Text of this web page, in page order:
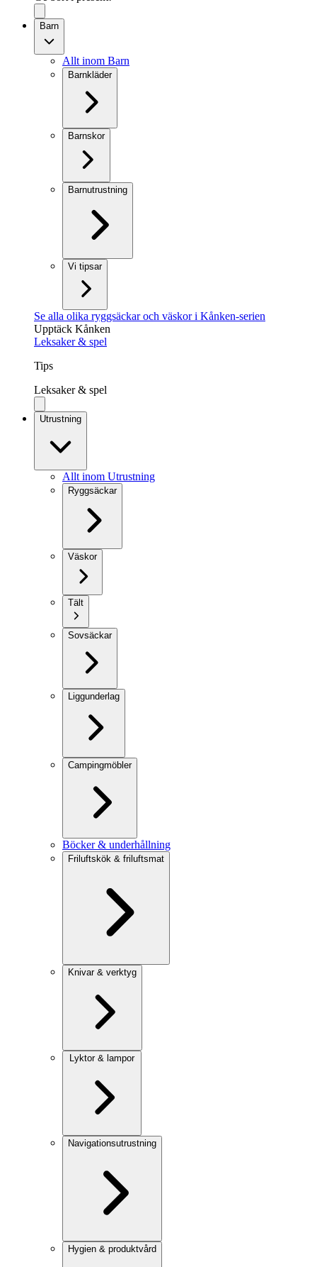
Barn
Allt inom Barn
Barnkläder
Barnskor
Barnutrustning
Vi tipsar
Se alla olika ryggsäckar och väskor i Kånken-serien
Upptäck Kånken
Leksaker & spel
Tips
Leksaker & spel
Utrustning
Allt inom Utrustning
Ryggsäckar
Väskor
Tält
Sovsäckar
Liggunderlag
Campingmöbler
Böcker & underhållning
Friluftskök & friluftsmat
Knivar & verktyg
Lyktor & lampor
Navigationsutrustning
Hygien & produktvård